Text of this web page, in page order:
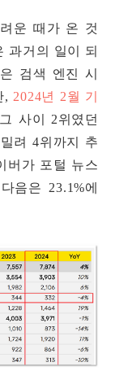
운 때가 온 것
과거의 일이 되
검색 엔진 시
, 2024년 2월 기
그 사이 2위였던
려 4위까지 추
버가 포털 뉴스
음은 23.1%에